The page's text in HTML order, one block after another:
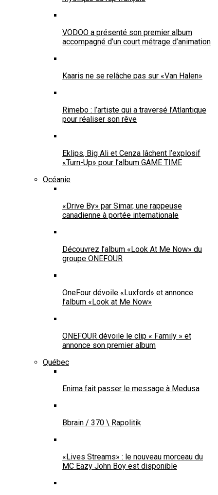
VÖDOO a présenté son premier album
accompagné d’un court métrage d’animation
Kaaris ne se relâche pas sur «Van Halen»
Rimebo : l’artiste qui a traversé l’Atlantique
pour réaliser son rêve
Eklips, Big Ali et Cenza lâchent l’explosif
«Turn-Up» pour l’album GAME TIME
Océanie
«Drive By» par Simar, une rappeuse
canadienne à portée internationale
Découvrez l’album «Look At Me Now» du
groupe ONEFOUR
OneFour dévoile «Luxford» et annonce
l’album «Look at Me Now»
ONEFOUR dévoile le clip « Family » et
annonce son premier album
Québec
Enima fait passer le message à Medusa
Bbrain / 370 \ Rapolitik
«Lives Streams» : le nouveau morceau du
MC Eazy John Boy est disponible